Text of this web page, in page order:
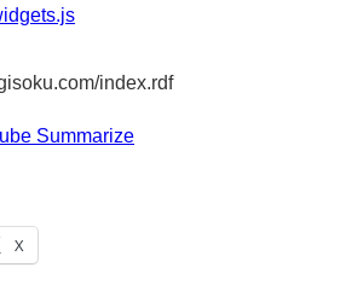
index.rdf
Summarize
X